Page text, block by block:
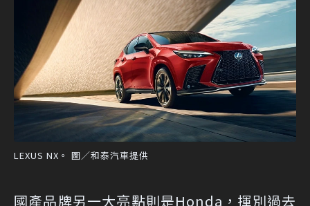
LEXUS NX。 圖／和泰汽車提供
國產品牌另一大亮點則是Honda，揮別過去